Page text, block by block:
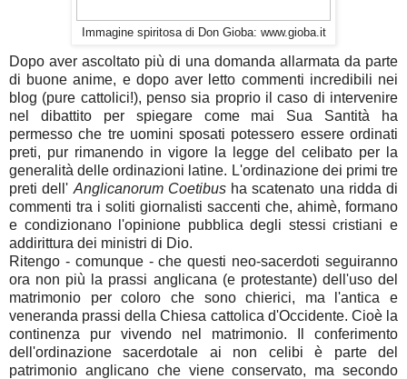
Immagine spiritosa di Don Gioba: www.gioba.it
Dopo aver ascoltato più di una domanda allarmata da parte
di buone anime, e dopo aver letto commenti incredibili nei
blog (pure cattolici!), penso sia proprio il caso di intervenire
nel dibattito per spiegare come mai Sua Santità ha
permesso che tre uomini sposati potessero essere ordinati
preti, pur rimanendo in vigore la legge del celibato per la
generalità delle ordinazioni latine. L'ordinazione dei primi tre
preti dell' Anglicanorum Coetibus ha scatenato una ridda di
commenti tra i soliti giornalisti saccenti che, ahimè, formano
e condizionano l'opinione pubblica degli stessi cristiani e
addirittura dei ministri di Dio.
Ritengo - comunque - che questi neo-sacerdoti seguiranno
ora non più la prassi anglicana (e protestante) dell'uso del
matrimonio per coloro che sono chierici, ma l'antica e
veneranda prassi della Chiesa cattolica d'Occidente. Cioè la
continenza pur vivendo nel matrimonio. Il conferimento
dell'ordinazione sacerdotale ai non celibi è parte del
patrimonio anglicano che viene conservato, ma secondo